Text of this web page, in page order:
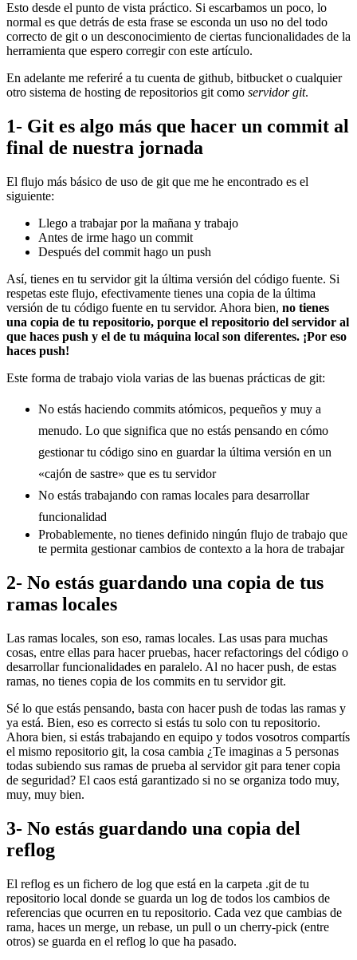
Esto desde el punto de vista práctico. Si escarbamos un poco, lo
normal es que detrás de esta frase se esconda un uso no del todo
correcto de git o un desconocimiento de ciertas funcionalidades de la
herramienta que espero corregir con este artículo.
En adelante me referiré a tu cuenta de github, bitbucket o cualquier
otro sistema de hosting de repositorios git como servidor git.
1- Git es algo más que hacer un commit al
final de nuestra jornada
El flujo más básico de uso de git que me he encontrado es el
siguiente:
Llego a trabajar por la mañana y trabajo
Antes de irme hago un commit
Después del commit hago un push
Así, tienes en tu servidor git la última versión del código fuente. Si
respetas este flujo, efectivamente tienes una copia de la última
versión de tu código fuente en tu servidor. Ahora bien, no tienes
una copia de tu repositorio, porque el repositorio del servidor al
que haces push y el de tu máquina local son diferentes. ¡Por eso
haces push!
Este forma de trabajo viola varias de las buenas prácticas de git:
No estás haciendo commits atómicos, pequeños y muy a
menudo. Lo que significa que no estás pensando en cómo
gestionar tu código sino en guardar la última versión en un
«cajón de sastre» que es tu servidor
No estás trabajando con ramas locales para desarrollar
funcionalidad
Probablemente, no tienes definido ningún flujo de trabajo que
te permita gestionar cambios de contexto a la hora de trabajar
2- No estás guardando una copia de tus
ramas locales
Las ramas locales, son eso, ramas locales. Las usas para muchas
cosas, entre ellas para hacer pruebas, hacer refactorings del código o
desarrollar funcionalidades en paralelo. Al no hacer push, de estas
ramas, no tienes copia de los commits en tu servidor git.
Sé lo que estás pensando, basta con hacer push de todas las ramas y
ya está. Bien, eso es correcto si estás tu solo con tu repositorio.
Ahora bien, si estás trabajando en equipo y todos vosotros compartís
el mismo repositorio git, la cosa cambia ¿Te imaginas a 5 personas
todas subiendo sus ramas de prueba al servidor git para tener copia
de seguridad? El caos está garantizado si no se organiza todo muy,
muy, muy bien.
3- No estás guardando una copia del
reflog
El reflog es un fichero de log que está en la carpeta .git de tu
repositorio local donde se guarda un log de todos los cambios de
referencias que ocurren en tu repositorio. Cada vez que cambias de
rama, haces un merge, un rebase, un pull o un cherry-pick (entre
otros) se guarda en el reflog lo que ha pasado.